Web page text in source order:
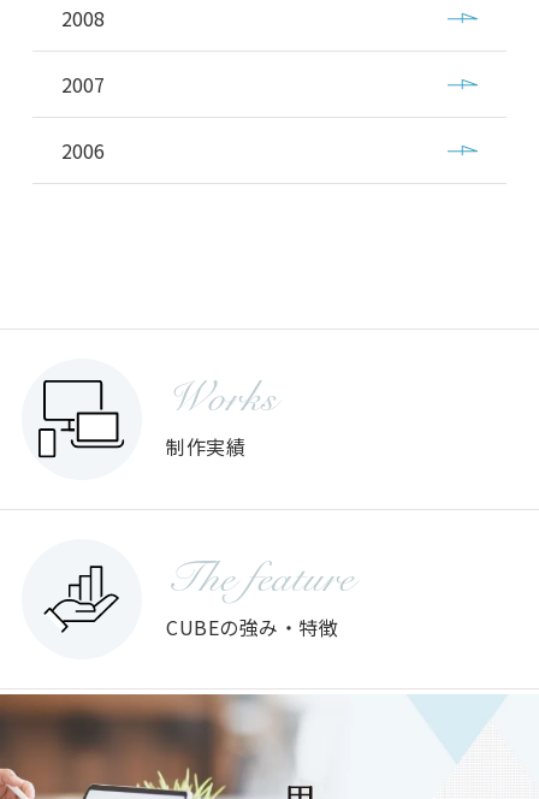
2008
2007
2006
Works
制作実績
The feature
CUBEの強み・特徴